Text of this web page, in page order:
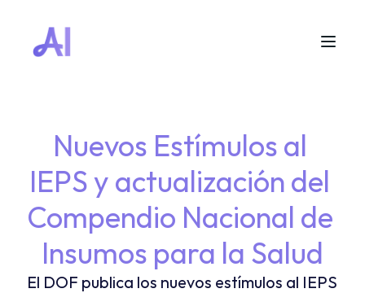
Nuevos Estímulos al
IEPS y actualización del
Compendio Nacional de
Insumos para la Salud
El DOF publica los nuevos estímulos al IEPS